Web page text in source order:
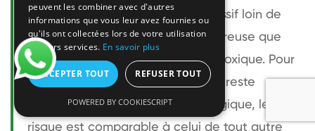
taille mais relativement peu agressif loin de
son nid. Sa piqûre est plus douloureuse que
celle d'une guêpe sans être plus toxique. Pour
une personne non allergique, elle reste
bénigne. Pour une personne allergique, le
risque est comparable à celui de tout autre
peuvent les combiner avec d'autres
informations que vous leur avez fournies ou
qu'ils ont collectées lors de votre utilisation
de leurs services. En savoir plus
ACCEPTER TOUT REFUSER TOUT
POWERED BY COOKIESCRIPT